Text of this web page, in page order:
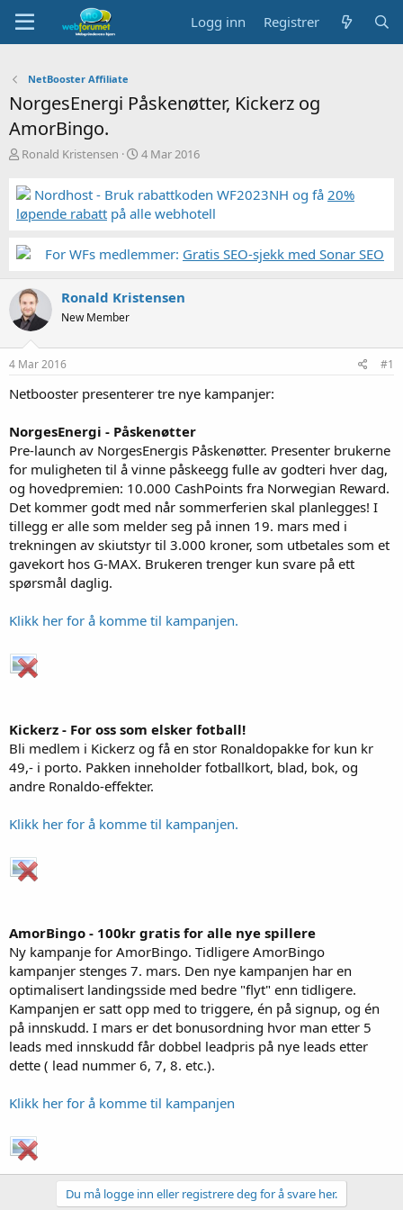
Logg inn Registrer
NetBooster Affiliate
NorgesEnergi Påskenøtter, Kickerz og
AmorBingo.
T
å
d
s
a
e
r
Ronald Kristensen
S
r
t
a
4 Mar 2016
Nordhost - Bruk rabattkoden WF2023NH og få 20%
løpende rabatt på alle webhotell
For WFs medlemmer: Gratis SEO-sjekk med Sonar SEO
Ronald Kristensen
New Member
4 Mar 2016 #1
Netbooster presenterer tre nye kampanjer:
NorgesEnergi - Påskenøtter
Pre-launch av NorgesEnergis Påskenøtter. Presenter brukerne
for muligheten til å vinne påskeegg fulle av godteri hver dag,
og hovedpremien: 10.000 CashPoints fra Norwegian Reward.
Det kommer godt med når sommerferien skal planlegges! I
tillegg er alle som melder seg på innen 19. mars med i
trekningen av skiutstyr til 3.000 kroner, som utbetales som et
gavekort hos G-MAX. Brukeren trenger kun svare på ett
spørsmål daglig.
Klikk her for å komme til kampanjen.
Kickerz - For oss som elsker fotball!
Bli medlem i Kickerz og få en stor Ronaldopakke for kun kr
49,- i porto. Pakken inneholder fotballkort, blad, bok, og
andre Ronaldo-effekter.
Klikk her for å komme til kampanjen.
AmorBingo - 100kr gratis for alle nye spillere
Ny kampanje for AmorBingo. Tidligere AmorBingo
kampanjer stenges 7. mars. Den nye kampanjen har en
optimalisert landingsside med bedre "flyt" enn tidligere.
Kampanjen er satt opp med to triggere, én på signup, og én
på innskudd. I mars er det bonusordning hvor man etter 5
leads med innskudd får dobbel leadpris på nye leads etter
dette ( lead nummer 6, 7, 8. etc.).
Klikk her for å komme til kampanjen
Du må logge inn eller registrere deg for å svare her.